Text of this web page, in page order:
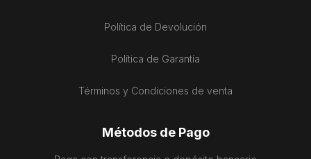
Política de Devolución
Política de Garantía
Términos y Condiciones de venta
Métodos de Pago